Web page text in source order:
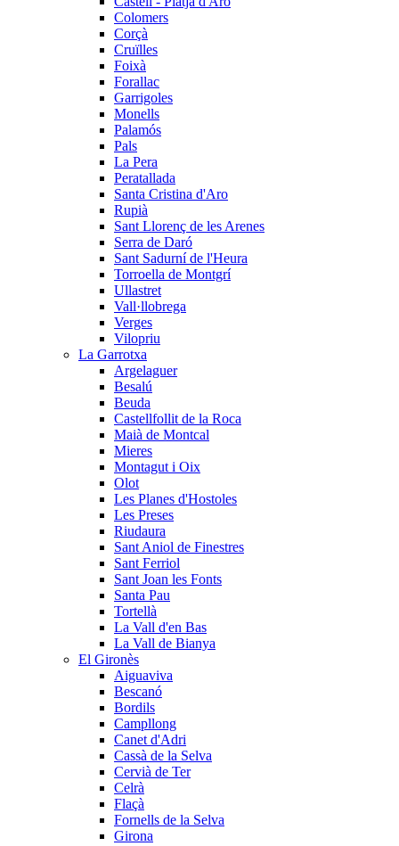
Colomers
Corçà
Cruïlles
Foixà
Forallac
Garrigoles
Monells
Palamós
Pals
La Pera
Peratallada
Santa Cristina d'Aro
Rupià
Sant Llorenç de les Arenes
Serra de Daró
Sant Sadurní de l'Heura
Torroella de Montgrí
Ullastret
Vall·llobrega
Verges
Vilopriu
La Garrotxa
Argelaguer
Besalú
Beuda
Castellfollit de la Roca
Maià de Montcal
Mieres
Montagut i Oix
Olot
Les Planes d'Hostoles
Les Preses
Riudaura
Sant Aniol de Finestres
Sant Ferriol
Sant Joan les Fonts
Santa Pau
Tortellà
La Vall d'en Bas
La Vall de Bianya
El Gironès
Aiguaviva
Bescanó
Bordils
Campllong
Canet d'Adri
Cassà de la Selva
Cervià de Ter
Celrà
Flaçà
Fornells de la Selva
Girona